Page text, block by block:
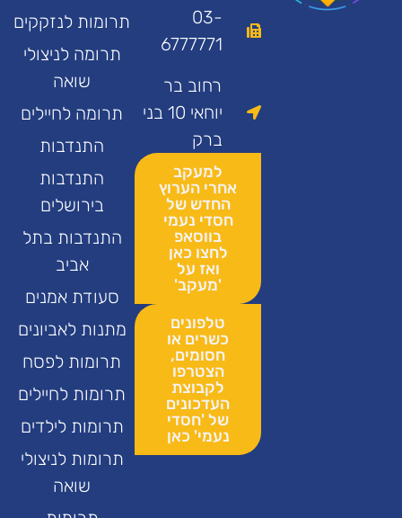
03-
6777771
רחוב בר
יוחאי 10 בני
ברק
למעקב
אחרי הערוץ
החדש של
חסדי נעמי
בווסאפ
לחצו כאן
ואז על
'מעקב'
טלפונים
כשרים או
חסומים,
הצטרפו
לקבוצת
העדכונים
של 'חסדי
נעמי' כאן
תרומות לנזקקים
תרומה לניצולי
שואה
תרומה לחיילים
התנדבות
התנדבות
בירושלים
התנדבות בתל
אביב
סעודת אמנים
מתנות לאביונים
תרומות לפסח
תרומות לחיילים
תרומות לילדים
תרומות לניצולי
שואה